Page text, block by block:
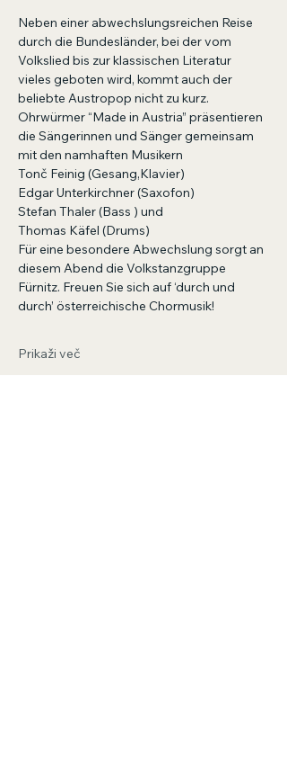
Neben einer abwechslungsreichen Reise
durch die Bundesländer, bei der vom
Volkslied bis zur klassischen Literatur
vieles geboten wird, kommt auch der
beliebte Austropop nicht zu kurz.
Ohrwürmer “Made in Austria” präsentieren
die Sängerinnen und Sänger gemeinsam
mit den namhaften Musikern
Tonč Feinig (Gesang,Klavier)
Edgar Unterkirchner (Saxofon)
Stefan Thaler (Bass ) und
Thomas Käfel (Drums)
Für eine besondere Abwechslung sorgt an
diesem Abend die Volkstanzgruppe
Fürnitz. Freuen Sie sich auf ‘durch und
durch’ österreichische Chormusik!
Prikaži več